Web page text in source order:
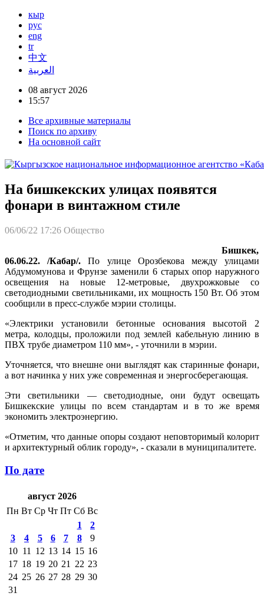
кыр
рус
eng
tr
中文
العربية
08 август 2026
15:57
Все архивные материалы
Поиск по архиву
На основной сайт
На бишкекских улицах появятся
фонари в винтажном стиле
06/06/22 17:26 Общество
Бишкек,
06.06.22. /Кабар/. По улице Орозбекова между улицами
Абдумомунова и Фрунзе заменили 6 старых опор наружного
освещения на новые 12-метровые, двухрожковые со
светодиодными светильниками, их мощность 150 Вт. Об этом
сообщили в пресс-службе мэрии столицы.
«Электрики установили бетонные основания высотой 2
метра, колодцы, проложили под землей кабельную линию в
ПВХ трубе диаметром 110 мм», - уточнили в мэрии.
Уточняется, что внешне они выглядят как старинные фонари,
а вот начинка у них уже современная и энергосберегающая.
Эти светильники — светодиодные, они будут освещать
Бишкекские улицы по всем стандартам и в то же время
экономить электроэнергию.
«Отметим, что данные опоры создают неповторимый колорит
и архитектурный облик городу», - сказали в муниципалитете.
По дате
август 2026
Пн Вт Ср Чт Пт Сб Вс
1
2
3
4 5 6 7 8
9
10 11 12 13 14 15 16
17 18 19 20 21 22 23
24 25 26 27 28 29 30
31